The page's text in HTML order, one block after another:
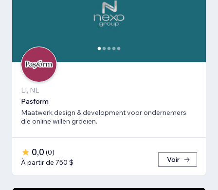
LI, NL
Pasform
Maatwerk design & development voor ondernemers
die online willen groeien.
0,0 (0)
À partir de 750 $
Voir